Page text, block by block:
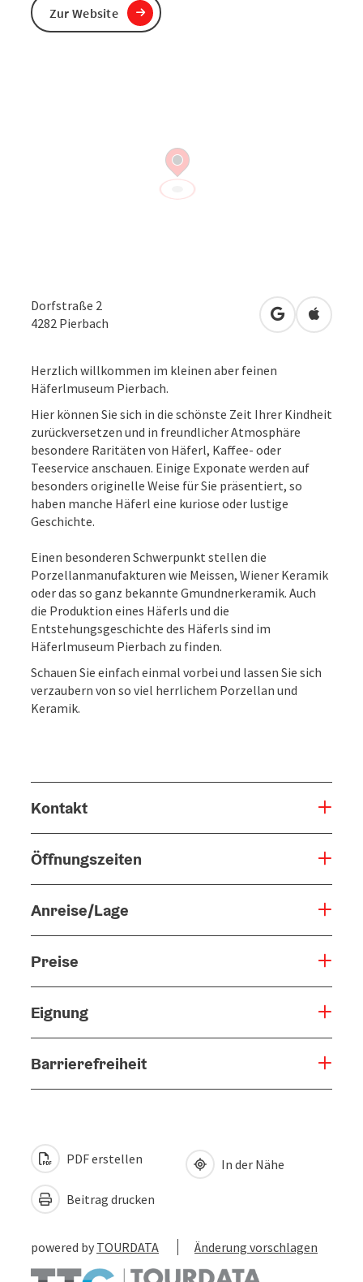
Dorfstraße 2
4282 Pierbach in Google
in
Herzlich willkommen im kleinen aber feinen
Häferlmuseum Pierbach.
Hier können Sie sich in die schönste Zeit Ihrer Kindheit
zurückversetzen und in freundlicher Atmosphäre
besondere Raritäten von Häferl, Kaffee- oder
Teeservice anschauen. Einige Exponate werden auf
besonders originelle Weise für Sie präsentiert, so
haben manche Häferl eine kuriose oder lustige
Geschichte.
Einen besonderen Schwerpunkt stellen die
Porzellanmanufakturen wie Meissen, Wiener Keramik
oder das so ganz bekannte Gmundnerkeramik. Auch
die Produktion eines Häferls und die
Entstehungsgeschichte des Häferls sind im
Häferlmuseum Pierbach zu finden.
Schauen Sie einfach einmal vorbei und lassen Sie sich
verzaubern von so viel herrlichem Porzellan und
Keramik.
Kontakt
Öffnungszeiten
Anreise/Lage
Preise
Eignung
Barrierefreiheit
Zur Website
PDF erstellen
Beitrag drucken
In der Nähe
powered by TOURDATA Änderung vorschlagen